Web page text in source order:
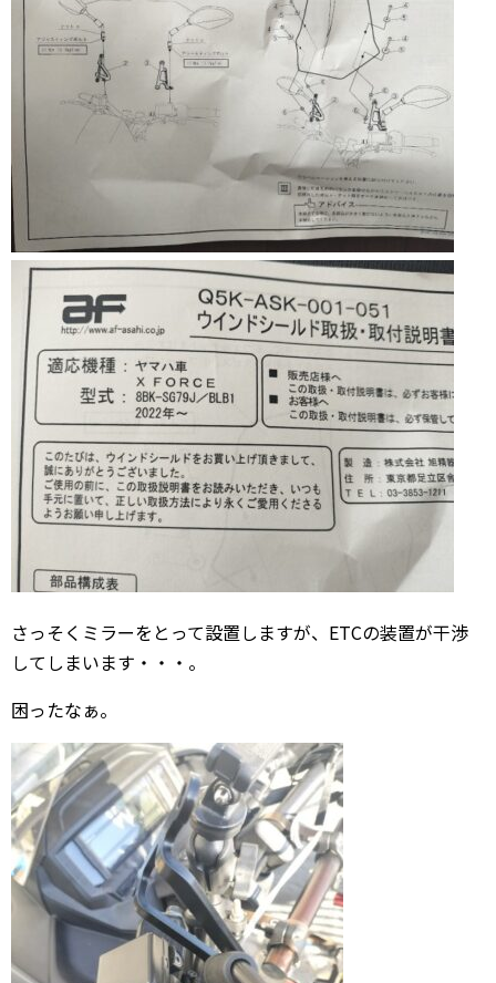
さっそくミラーをとって設置しますが、ETCの装置が干渉
してしまいます・・・。
困ったなぁ。